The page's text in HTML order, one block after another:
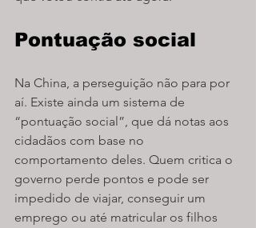
Pontuação social
Na China, a perseguição não para por
aí. Existe ainda um sistema de
“pontuação social”, que dá notas aos
cidadãos com base no
comportamento deles. Quem critica o
governo perde pontos e pode ser
impedido de viajar, conseguir um
emprego ou até matricular os filhos